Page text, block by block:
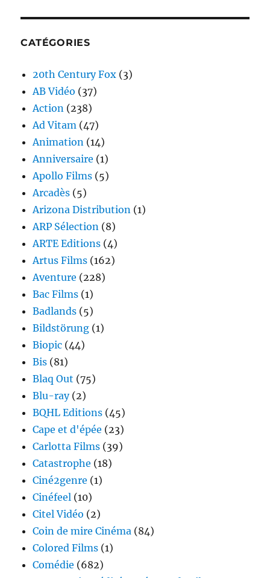
CATÉGORIES
20th Century Fox (3)
AB Vidéo (37)
Action (238)
Ad Vitam (47)
Animation (14)
Anniversaire (1)
Apollo Films (5)
Arcadès (5)
Arizona Distribution (1)
ARP Sélection (8)
ARTE Editions (4)
Artus Films (162)
Aventure (228)
Bac Films (1)
Badlands (5)
Bildstörung (1)
Biopic (44)
Bis (81)
Blaq Out (75)
Blu-ray(2)
BQHL Editions (45)
Cape et d'épée (23)
Carlotta Films (39)
Catastrophe (18)
Ciné2genre (1)
Cinéfeel (10)
Citel Vidéo (2)
Coin de mire Cinéma (84)
Colored Films (1)
Comédie (682)